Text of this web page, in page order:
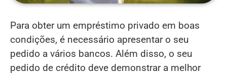
Para obter um empréstimo privado em boas
condições, é necessário apresentar o seu
pedido a vários bancos. Além disso, o seu
pedido de crédito deve demonstrar a melhor